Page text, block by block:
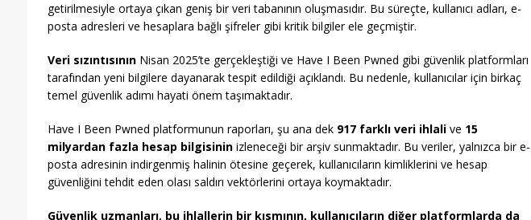
getirilmesiyle ortaya çıkan geniş bir veri tabanının oluşmasıdır. Bu süreçte, kullanıcı adları, e-
posta adresleri ve hesaplara bağlı şifreler gibi kritik bilgiler ele geçmiştir.
Veri sızıntısınınNisan 2025’te gerçekleştiği ve Have I Been Pwned gibi güvenlik platformları
tarafından yeni bilgilere dayanarak tespit edildiği açıklandı. Bu nedenle, kullanıcılar için birkaç
temel güvenlik adımı hayati önem taşımaktadır.
Have I Been Pwned platformunun raporları, şu ana dek 917 farklı veri ihlalive 15
milyardan fazla hesap bilgisininizleneceği bir arşiv sunmaktadır. Bu veriler, yalnızca bir e-
posta adresinin indirgenmiş halinin ötesine geçerek, kullanıcıların kimliklerini ve hesap
güvenliğini tehdit eden olası saldırı vektörlerini ortaya koymaktadır.
Güvenlik uzmanları, bu ihlallerin bir kısmının, kullanıcıların diğer platformlarda da